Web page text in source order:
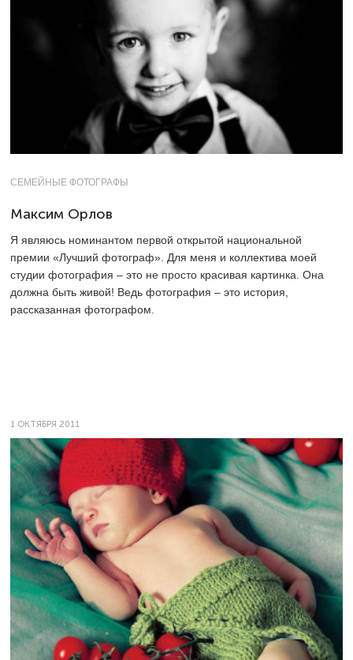
СЕМЕЙНЫЕ ФОТОГРАФЫ
Максим Орлов
Я являюсь номинантом первой открытой национальной
премии «Лучший фотограф». Для меня и коллектива моей
студии фотография – это не просто красивая картинка. Она
должна быть живой! Ведь фотография – это история,
рассказанная фотографом.
1 ОКТЯБРЯ 2011